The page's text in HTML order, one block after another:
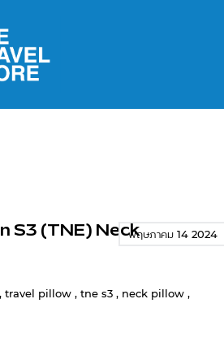
พฤษภาคม 14 2024
S3 (TNE) Neck
,travel pillow ,tne s3 , neck pillow ,